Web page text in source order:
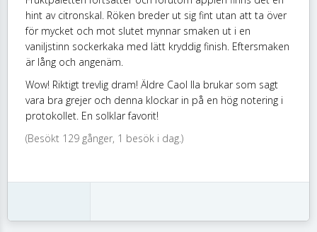
hint av citronskal. Röken breder ut sig fint utan att ta över
för mycket och mot slutet mynnar smaken ut i en
vaniljstinn sockerkaka med lätt kryddig finish. Eftersmaken
är lång och angenäm.
Wow! Riktigt trevlig dram! Äldre Caol Ila brukar som sagt
vara bra grejer och denna klockar in på en hög notering i
protokollet. En solklar favorit!
(Besökt 129 gånger, 1 besök i dag.)